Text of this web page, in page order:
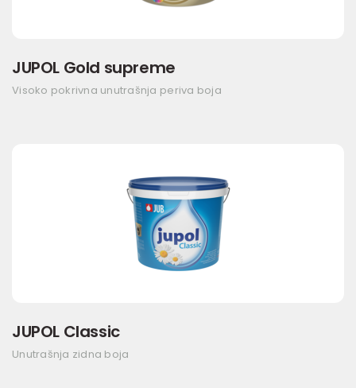
JUPOL Gold supreme
Visoko pokrivna unutrašnja periva boja
JUPOL Classic
Unutrašnja zidna boja